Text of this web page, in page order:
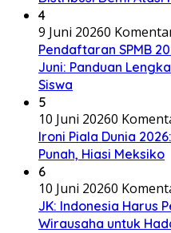
4
9 Juni 20260
Pendaftaran SPMB
Juni: Panduan
Siswa
5
10 Juni 20260
Ironi Piala Dunia
Punah, Hiasi Meksiko
6
10 Juni 20260
JK: Indonesia Harus
Wirausaha untuk